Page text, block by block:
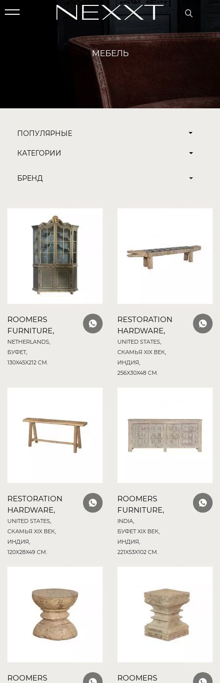
МЕБЕЛЬ
ПОПУЛЯРНЫЕ
КАТЕГОРИИ
ROOMERS
FURNITURE,
NETHERLANDS,
БУФЕТ,
130X45X212 СМ.
RESTORATION
HARDWARE,
UNITED STATES,
СКАМЬЯ XIX ВЕК,
ИНДИЯ,
256X30X48 СМ.
RESTORATION
HARDWARE,
UNITED STATES,
СКАМЬЯ XIX ВЕК,
ИНДИЯ,
120X28X49 СМ.
ROOMERS
FURNITURE,
INDIA,
БУФЕТ XIX ВЕК,
ИНДИЯ,
221X53X102 СМ.
ROOMERS
ROOMERS